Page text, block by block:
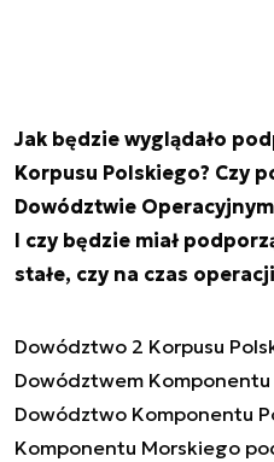
Jak będzie wyglądało
Korpusu Polskiego? Czy
Dowództwie
I czy będzie miał
stałe, czy na czas
Dowództwo 2 Korpusu
Dowództwem
Dowództwo Komponentu
Komponentu Morskiego